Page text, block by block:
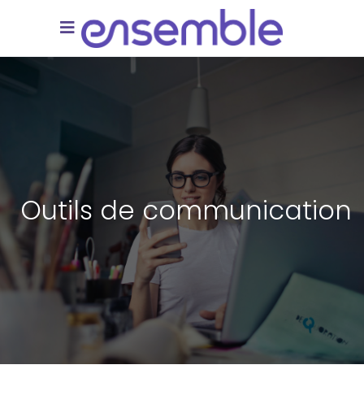
Outils de communication